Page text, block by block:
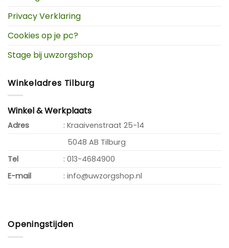
Privacy Verklaring
Cookies op je pc?
Stage bij uwzorgshop
Winkeladres Tilburg
Winkel & Werkplaats
Adres
: Kraaivenstraat 25-14
5048 AB Tilburg
Tel
: 013-4684900
E-mail
: info@uwzorgshop.nl
Openingstijden